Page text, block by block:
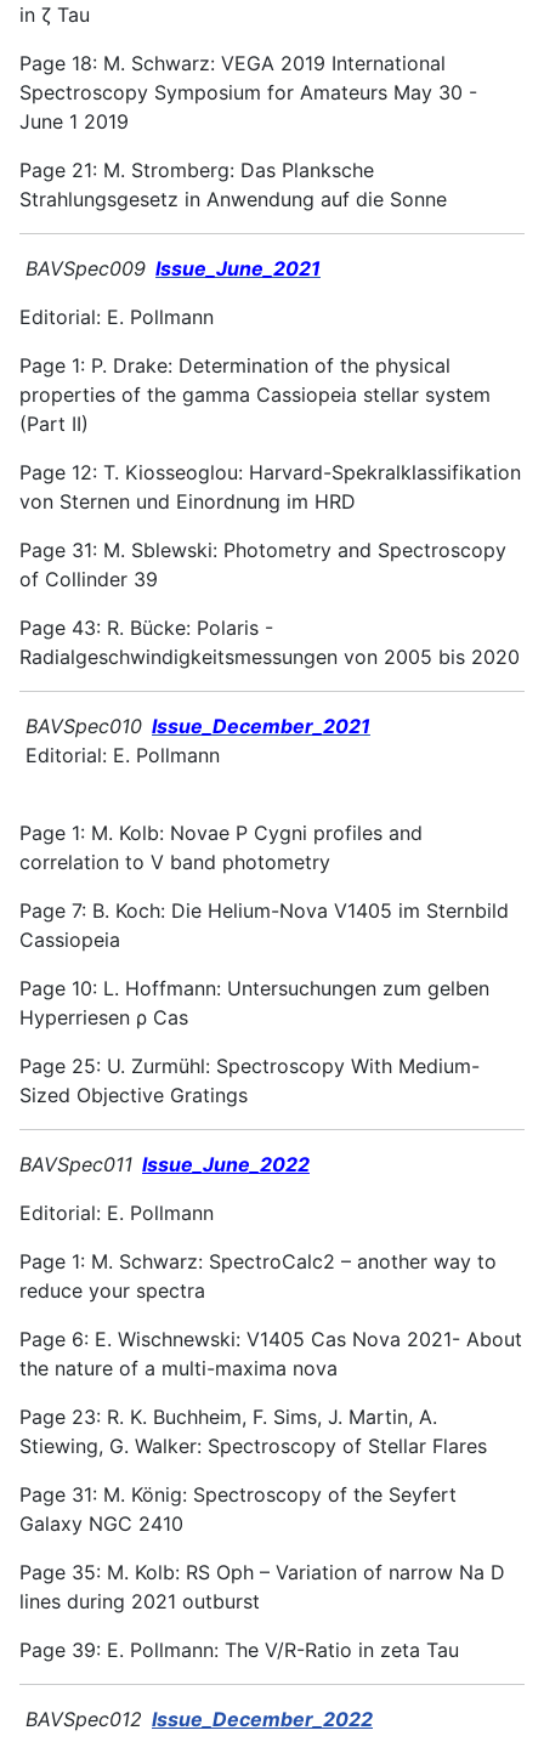
in ζ Tau
Page 18: M. Schwarz: VEGA 2019 International
Spectroscopy Symposium for Amateurs May 30 -
June 1 2019
Page 21: M. Stromberg: Das Planksche
Strahlungsgesetz in Anwendung auf die Sonne
BAVSpec009 Issue_June_2021
Editorial: E. Pollmann
Page 1: P. Drake: Determination of the physical
properties of the gamma Cassiopeia stellar system
(Part II)
Page 12: T. Kiosseoglou: Harvard-Spekralklassifikation
von Sternen und Einordnung im HRD
Page 31: M. Sblewski: Photometry and Spectroscopy
of Collinder 39
Page 43: R. Bücke: Polaris -
Radialgeschwindigkeitsmessungen von 2005 bis 2020
BAVSpec010 Issue_December_2021
Editorial: E. Pollmann
Page 1: M. Kolb: Novae P Cygni profiles and
correlation to V band photometry
Page 7: B. Koch: Die Helium-Nova V1405 im Sternbild
Cassiopeia
Page 10: L. Hoffmann: Untersuchungen zum gelben
Hyperriesen ρ Cas
Page 25: U. Zurmühl: Spectroscopy With Medium-
Sized Objective Gratings
BAVSpec011 Issue_June_2022
Editorial: E. Pollmann
Page 1: M. Schwarz: SpectroCalc2 – another way to
reduce your spectra
Page 6: E. Wischnewski: V1405 Cas Nova 2021- About
the nature of a multi-maxima nova
Page 23: R. K. Buchheim, F. Sims, J. Martin, A.
Stiewing, G. Walker: Spectroscopy of Stellar Flares
Page 31: M. König: Spectroscopy of the Seyfert
Galaxy NGC 2410
Page 35: M. Kolb: RS Oph – Variation of narrow Na D
lines during 2021 outburst
Page 39: E. Pollmann: The V/R-Ratio in zeta Tau
BAVSpec012 Issue_December_2022